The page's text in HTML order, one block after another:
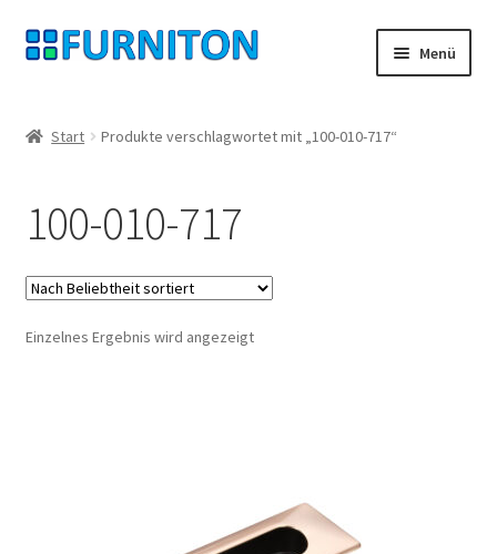
Zur
Navigation
Zum
Inhalt
Menü
Datenschutz
Widerrufsrecht
Kontakt
Start Produkte verschlagwortet mit „100-010-717“
100-010-717
Einzelnes Ergebnis wird angezeigt